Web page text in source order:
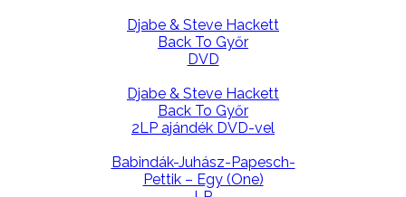
Djabe & Steve Hackett
Back To Győr
DVD
Djabe & Steve Hackett
Back To Győr
2LP ajándék DVD-vel
Babindák-Juhász-Papesch-
Pettik – Egy (One)